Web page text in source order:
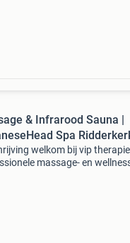
& Infrarood Sauna |
Spa
welkom bij vip
massage- en